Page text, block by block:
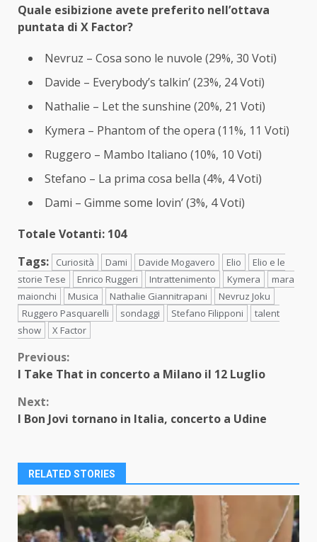
Quale esibizione avete preferito nell’ottava
puntata di X Factor?
Nevruz – Cosa sono le nuvole (29%, 30 Voti)
Davide – Everybody’s talkin’ (23%, 24 Voti)
Nathalie – Let the sunshine (20%, 21 Voti)
Kymera – Phantom of the opera (11%, 11 Voti)
Ruggero – Mambo Italiano (10%, 10 Voti)
Stefano – La prima cosa bella (4%, 4 Voti)
Dami – Gimme some lovin’ (3%, 4 Voti)
Totale Votanti: 104
Tags:
Curiosità Dami Davide Mogavero Elio
Elio e le
storie Tese
Enrico Ruggeri Intrattenimento Kymera
mara
maionchi
Musica Nathalie Giannitrapani
Nevruz Joku
Ruggero Pasquarelli
sondaggi Stefano Filipponi
talent
show
X Factor
Continue
Previous:
I Take That in concerto a Milano il 12 Luglio
Next:
I Bon Jovi tornano in Italia, concerto a Udine
RELATED STORIES